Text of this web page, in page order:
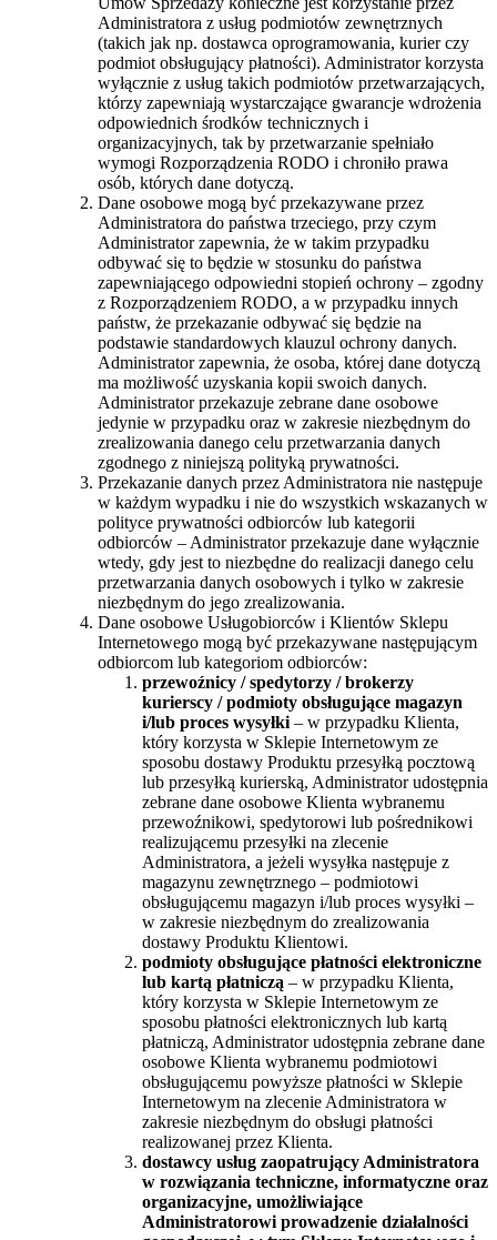
Administratora z usług podmiotów zewnętrznych
(takich jak np. dostawca oprogramowania, kurier czy
podmiot obsługujący płatności). Administrator korzysta
wyłącznie z usług takich podmiotów przetwarzających,
którzy zapewniają wystarczające gwarancje wdrożenia
odpowiednich środków technicznych i
organizacyjnych, tak by przetwarzanie spełniało
wymogi Rozporządzenia RODO i chroniło prawa
osób, których dane dotyczą.
Dane osobowe mogą być przekazywane przez
Administratora do państwa trzeciego, przy czym
Administrator zapewnia, że w takim przypadku
odbywać się to będzie w stosunku do państwa
zapewniającego odpowiedni stopień ochrony – zgodny
z Rozporządzeniem RODO, a w przypadku innych
państw, że przekazanie odbywać się będzie na
podstawie standardowych klauzul ochrony danych.
Administrator zapewnia, że osoba, której dane dotyczą
ma możliwość uzyskania kopii swoich danych.
Administrator przekazuje zebrane dane osobowe
jedynie w przypadku oraz w zakresie niezbędnym do
zrealizowania danego celu przetwarzania danych
zgodnego z niniejszą polityką prywatności.
Przekazanie danych przez Administratora nie następuje
w każdym wypadku i nie do wszystkich wskazanych w
polityce prywatności odbiorców lub kategorii
odbiorców – Administrator przekazuje dane wyłącznie
wtedy, gdy jest to niezbędne do realizacji danego celu
przetwarzania danych osobowych i tylko w zakresie
niezbędnym do jego zrealizowania.
Dane osobowe Usługobiorców i Klientów Sklepu
Internetowego mogą być przekazywane następującym
odbiorcom lub kategoriom odbiorców:
przewoźnicy / spedytorzy / brokerzy
kurierscy / podmioty obsługujące magazyn
i/lub proces wysyłki – w przypadku Klienta,
który korzysta w Sklepie Internetowym ze
sposobu dostawy Produktu przesyłką pocztową
lub przesyłką kurierską, Administrator udostępnia
zebrane dane osobowe Klienta wybranemu
przewoźnikowi, spedytorowi lub pośrednikowi
realizującemu przesyłki na zlecenie
Administratora, a jeżeli wysyłka następuje z
magazynu zewnętrznego – podmiotowi
obsługującemu magazyn i/lub proces wysyłki –
w zakresie niezbędnym do zrealizowania
dostawy Produktu Klientowi.
podmioty obsługujące płatności elektroniczne
lub kartą płatniczą – w przypadku Klienta,
który korzysta w Sklepie Internetowym ze
sposobu płatności elektronicznych lub kartą
płatniczą, Administrator udostępnia zebrane dane
osobowe Klienta wybranemu podmiotowi
obsługującemu powyższe płatności w Sklepie
Internetowym na zlecenie Administratora w
zakresie niezbędnym do obsługi płatności
realizowanej przez Klienta.
dostawcy usług zaopatrujący Administratora
w rozwiązania techniczne, informatyczne oraz
organizacyjne, umożliwiające
Administratorowi prowadzenie działalności